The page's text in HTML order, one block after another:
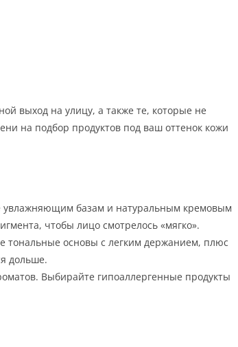
выход на улицу, а также те, которые не
на подбор продуктов под ваш оттенок кожи
увлажняющим базам и натуральным кремовым
чтобы лицо смотрелось «мягко».
основы с легким держанием, плюс
дольше.
Выбирайте гипоаллергенные продукты